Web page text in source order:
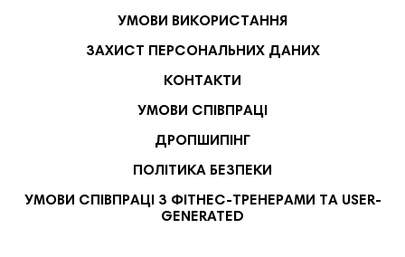
УМОВИ ВИКОРИСТАННЯ
ЗАХИСТ ПЕРСОНАЛЬНИХ ДАНИХ
КОНТАКТИ
УМОВИ СПІВПРАЦІ
ДРОПШИПІНГ
ПОЛІТИКА БЕЗПЕКИ
УМОВИ СПІВПРАЦІ З ФІТНЕС-ТРЕНЕРАМИ ТА USER-
GENERATED